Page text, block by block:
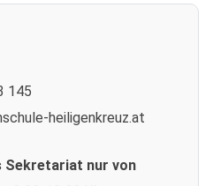
145
heiligenkreuz.at
Sekretariat nur von